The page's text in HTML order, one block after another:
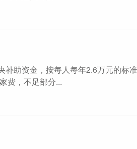
助资金，按每人每年2.6万元的标
费，不足部分...